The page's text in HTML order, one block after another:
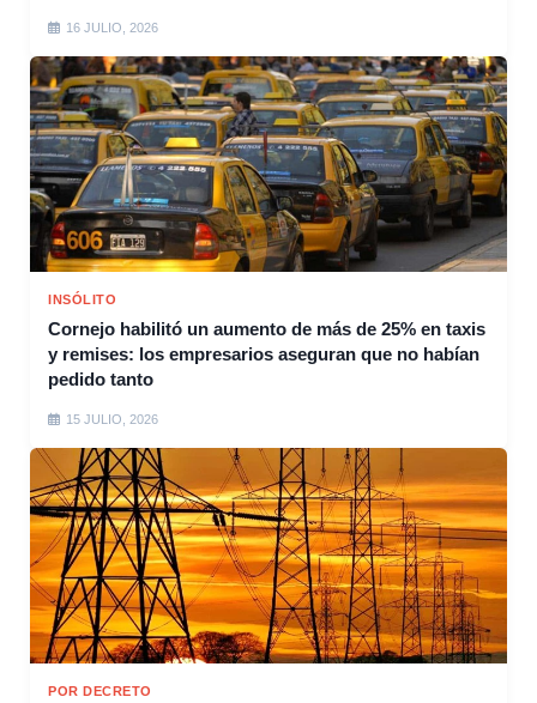
16 JULIO, 2026
INSÓLITO
Cornejo habilitó un aumento de más de 25% en taxis
y remises: los empresarios aseguran que no habían
pedido tanto
15 JULIO, 2026
POR DECRETO